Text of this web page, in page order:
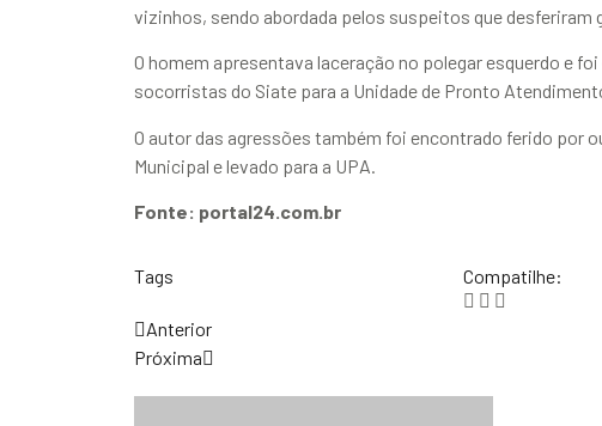
vizinhos, sendo abordada pelos suspeitos que desferiram
O homem apresentava laceração no polegar esquerdo e
socorristas do Siate para a Unidade de Pronto
O autor das agressões também foi encontrado ferido por
Municipal e levado para a UPA.
Fonte: portal24.com.br
Tags Compatilhe:
Anterior
Próxima